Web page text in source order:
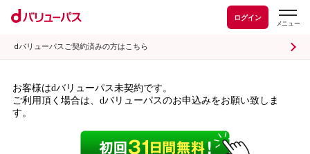
ログイン
dバリューパスご契約済みの方はこちら
お客様はdバリューパス未契約です。
ご利用頂く場合は、dバリューパスのお申込みをお願い致しま
す。